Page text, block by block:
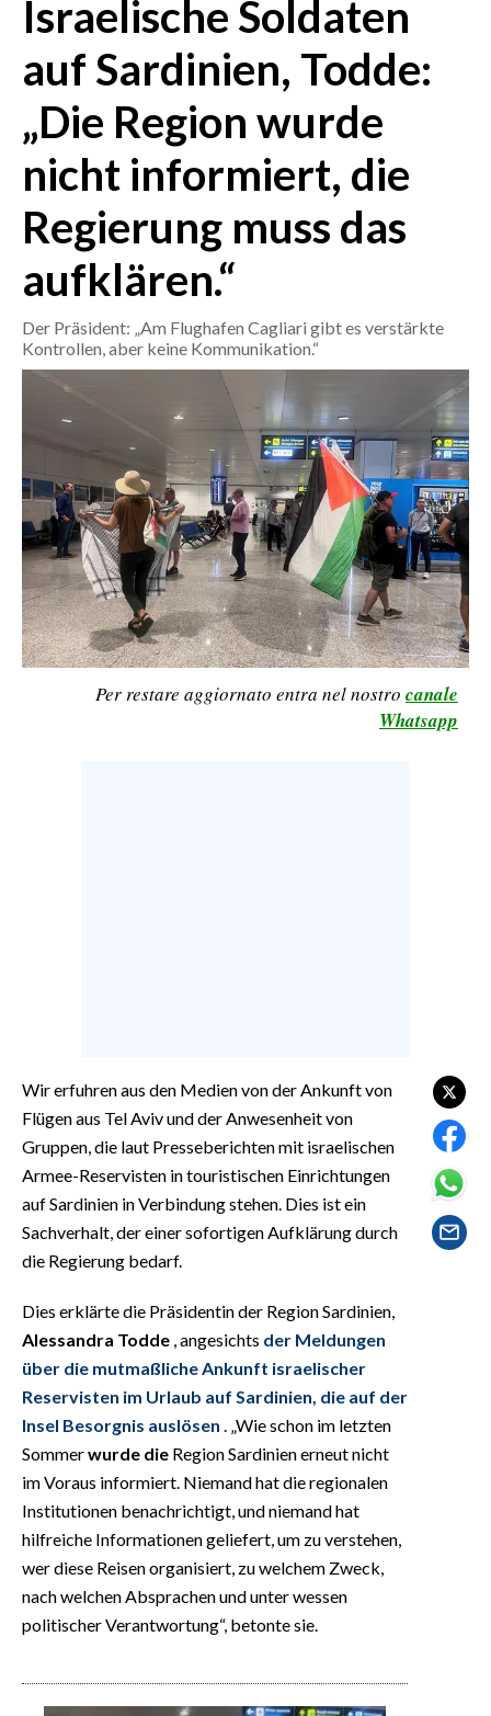
ITALIA
MONDO
POLITICA
ECONOMIA
SERVIZI ALLE IMPRESE
BANDI
SPORT IN SARDEGNA
RISULTATI E CLASSIFICHE
CALCIO
CALCIO REGIONALE
BASKET
VOLLEY
MOTORI
INSULARITÀ
FOTO
VIDEO
INFO AZIENDE
PUBBLICITÀ
SPIAGGE
STORE
Israelische Soldaten
auf Sardinien, Todde:
„Die Region wurde
nicht informiert, die
Regierung muss das
aufklären.“
Der Präsident: „Am Flughafen Cagliari gibt es verstärkte
Kontrollen, aber keine Kommunikation.“
Per restare aggiornato entra nel nostro canale
Whatsapp
Wir erfuhren aus den Medien von der Ankunft von
Flügen aus Tel Aviv und der Anwesenheit von
Gruppen, die laut Presseberichten mit israelischen
Armee-Reservisten in touristischen Einrichtungen
auf Sardinien in Verbindung stehen. Dies ist ein
Sachverhalt, der einer sofortigen Aufklärung durch
die Regierung bedarf.
Dies erklärte die Präsidentin der Region Sardinien,
Alessandra Todde , angesichts der Meldungen
über die mutmaßliche Ankunft israelischer
Reservisten im Urlaub auf Sardinien, die auf der
Insel Besorgnis auslösen . „Wie schon im letzten
Sommerwurde die Region Sardinien erneut nicht
im Voraus informiert. Niemand hat die regionalen
Institutionen benachrichtigt, und niemand hat
hilfreiche Informationen geliefert, um zu verstehen,
wer diese Reisen organisiert, zu welchem Zweck,
nach welchen Absprachen und unter wessen
politischer Verantwortung“, betonte sie.